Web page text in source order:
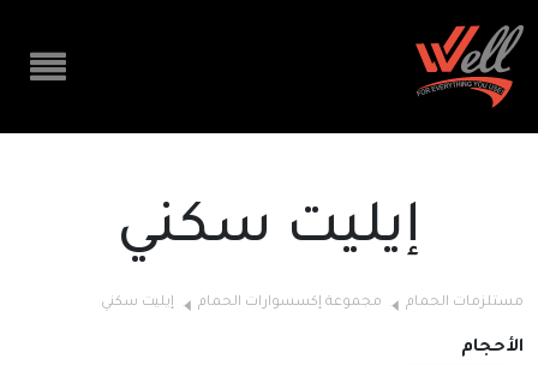
إيليت سكني
مستلزمات الحمام مجموعة إكسسوارات الحمام إيليت سكني
الأحجام